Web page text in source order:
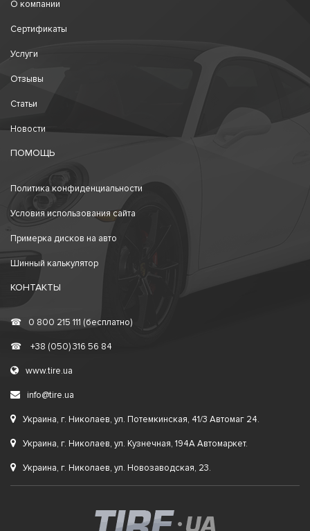
О компании
Сертификаты
Услуги
Отзывы
Статьи
Новости
ПОМОЩЬ
Политика конфиденциальности
Условия использования сайта
Примерка дисков на авто
Шинный калькулятор
КОНТАКТЫ
☎ 0 800 215 111 (бесплатно)
☎ +38 (050) 316 56 84
www.tire.ua
info@tire.ua
Украина, г. Николаев, ул. Потемкинская, 41/3 Автомаг 24.
Украина, г. Николаев, ул. Кузнечная, 194А Автомаркет.
Украина, г. Николаев, ул. Новозаводская, 23.